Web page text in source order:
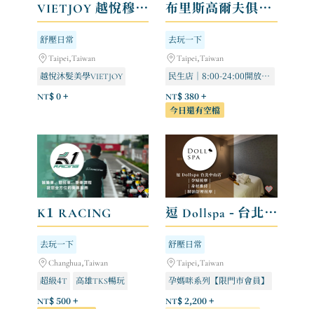
VIETJOY 越悅穆髮美學館
舒壓日常
Taipei,Taiwan
越悅沐髮美學VIETJOY
NT$ 0 +
布里斯高爾夫俱樂部 BLISS GOLF Indoor Golf Club
去玩一下
Taipei,Taiwan
民生店｜8:00-24:00開放預約
美麗華店｜24H開放預約
民族店｜24H開放預約
NT$ 380 +
今日還有空檔
K1 RACING
去玩一下
Changhua,Taiwan
超級4T
高雄TKS暢玩
彰化K1暢玩
NT$ 500 +
逗 Dollspa - 台北中山店
舒壓日常
Taipei,Taiwan
孕媽咪系列【限門市會員】
NT$ 2,200 +